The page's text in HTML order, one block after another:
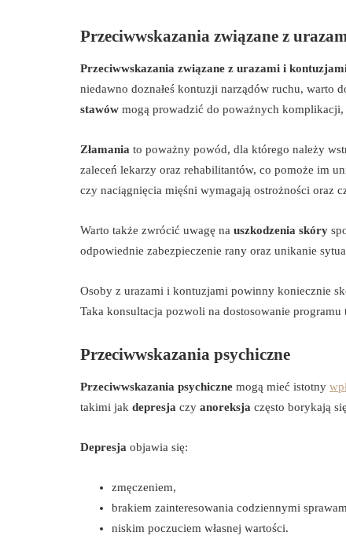
Przeciwwskazania związane z
Przeciwwskazania związane z urazami i
niedawno doznałeś kontuzji narządów ruchu, warto
stawów mogą prowadzić do poważnych
Złamania to poważny powód, dla którego należy
zaleceń lekarzy oraz rehabilitantów, co pomoże im
czy naciągnięcia mięśni wymagają ostrożności oraz
Warto także zwrócić uwagę na uszkodzenia skóry
odpowiednie zabezpieczenie rany oraz unikanie
Osoby z urazami i kontuzjami powinny koniecznie
Taka konsultacja pozwoli na dostosowanie
Przeciwwskazania psychiczne
Przeciwwskazania psychiczne mogą mieć istotny
takimi jak depresja czy anoreksja często borykają
Depresja objawia się:
zmęczeniem,
brakiem zainteresowania codziennymi
niskim poczuciem własnej wartości.